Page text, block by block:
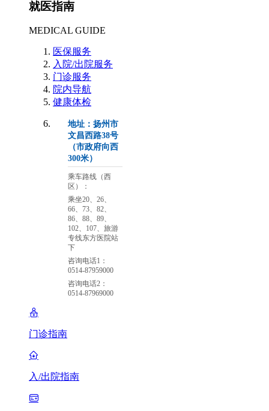
就医指南
MEDICAL GUIDE
医保服务
入院/出院服务
门诊服务
院内导航
健康体检
地址：扬州市
文昌西路38号
（市政府向西
300米）
乘车路线（西
区）：
乘坐20、26、
66、73、82、
86、88、89、
102、107、旅游
专线东方医院站
下
咨询电话1：
0514-87959000
咨询电话2：
0514-87969000
门诊指南
入/出院指南